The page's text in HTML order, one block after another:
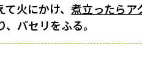
て火にかけ、煮立ったらア
パセリをふる。